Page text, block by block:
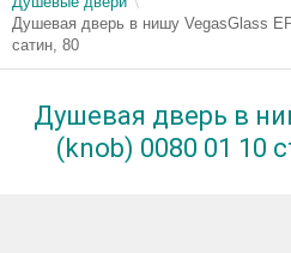
Душевая дверь в нишу VegasGlass
сатин, 80
Душевая дверь в
(knob) 0080 01 10